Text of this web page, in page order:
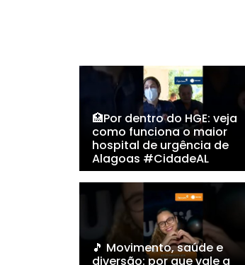
🏥Por dentro do HGE: veja
como funciona o maior
hospital de urgência de
Alagoas #CidadeAL
🎵 Movimento, saúde e
diversão: por que vale a